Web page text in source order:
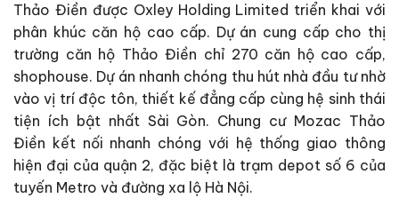
Thảo Điền được Oxley Holding Limited triển khai với
phân khúc căn hộ cao cấp. Dự án cung cấp cho thị
trường căn hộ Thảo Điền chỉ 270 căn hộ cao cấp,
shophouse. Dự án nhanh chóng thu hút nhà đầu tư nhờ
vào vị trí độc tôn, thiết kế đẳng cấp cùng hệ sinh thái
tiện ích bật nhất Sài Gòn. Chung cư Mozac Thảo
Điền kết nối nhanh chóng với hệ thống giao thông
hiện đại của quận 2, đặc biệt là trạm depot số 6 của
tuyến Metro và đường xa lộ Hà Nội.